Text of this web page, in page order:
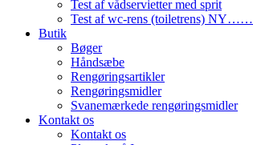
Test af vådservietter med sprit
Test af wc-rens (toiletrens) NY……
Butik
Bøger
Håndsæbe
Rengøringsartikler
Rengøringsmidler
Svanemærkede rengøringsmidler
Kontakt os
Kontakt os